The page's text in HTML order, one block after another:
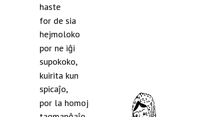
haste
for de sia
hejmoloko
por ne iĝi
supokoko,
kuirita kun
spicaĵo,
por la homoj